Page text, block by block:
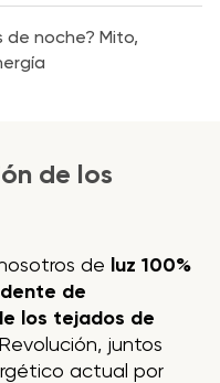
de noche? Mito,
de los
de luz 100%
de
los tejados de
juntos
actual por